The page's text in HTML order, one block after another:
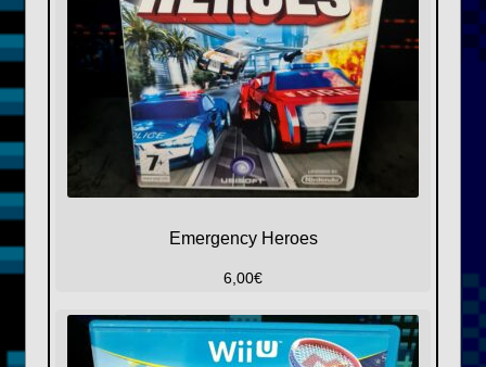
Emergency Heroes
6,00€